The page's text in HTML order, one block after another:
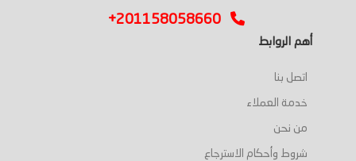
+201158058660
أهم الروابط
اتصل بنا
خدمة العملاء
من نحن
شروط وأحكام الاسترجاع